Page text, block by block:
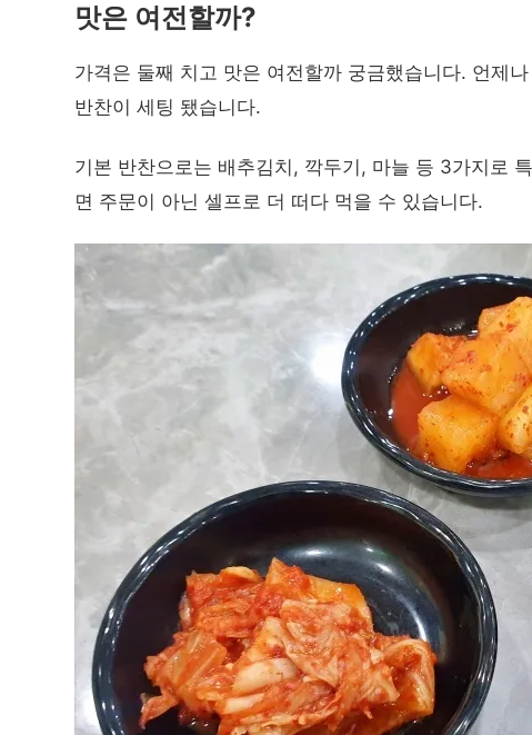
맛은 여전할까?
가격은 둘째 치고 맛은 여전할까 궁금했습니다. 언제
반찬이 세팅 됐습니다.
기본 반찬으로는 배추김치, 깍두기, 마늘 등 3가지로
면 주문이 아닌 셀프로 더 떠다 먹을 수 있습니다.